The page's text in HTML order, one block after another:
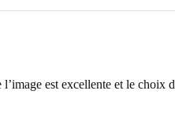
est excellente et le choix